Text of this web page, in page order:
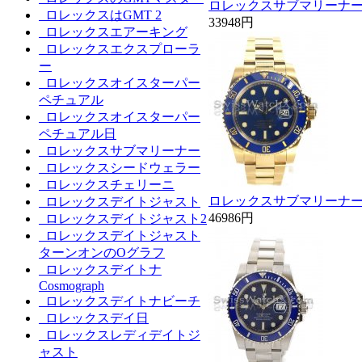
ロレックスはGMT 2
ロレックスエアーキング
ロレックスエクスプローラ
ー
ロレックスオイスターパー
ペチュアル
ロレックスオイスターパー
ペチュアル日
ロレックスサブマリーナー
ロレックスシードウェラー
ロレックスチェリーニ
ロレックスデイトジャスト
ロレックスデイトジャスト2
ロレックスデイトジャスト
ターンオンのOグラフ
ロレックスデイトナ
Cosmograph
ロレックスデイトナビーチ
ロレックスデイ日
ロレックスレディデイトジ
ャスト
ロレックスサブマリーナ
33948円
ロレックスサブマリーナ
46986円